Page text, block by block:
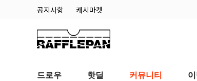
공지사항 캐시마켓
드로우 핫딜 커뮤니티